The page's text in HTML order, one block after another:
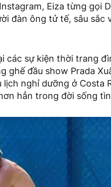
Eiza từng gọi
đàn ông tử tế, sâu sắc
các sự kiện thời trang
ghế đầu show Prada
nghỉ dưỡng ở Costa
hẳn trong đời sống